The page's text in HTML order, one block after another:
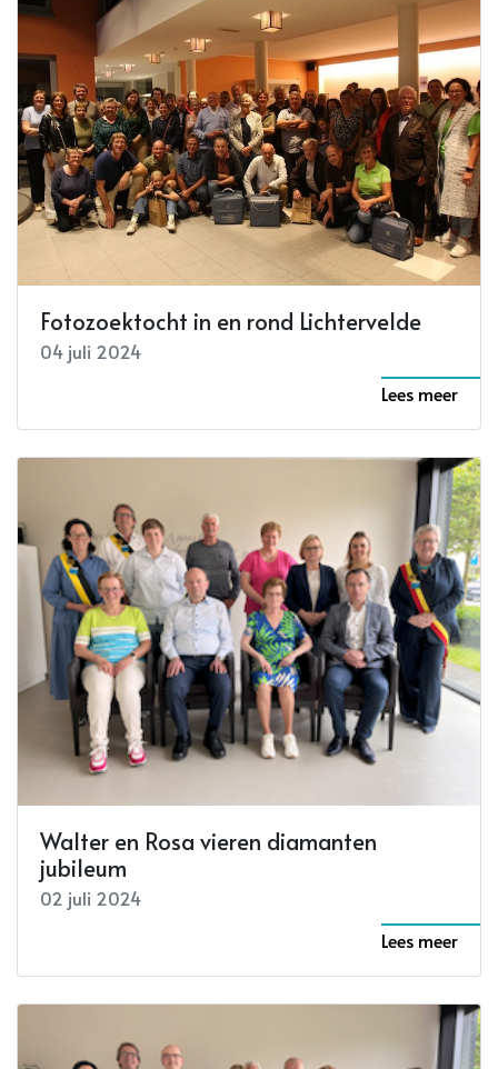
Fotozoektocht in en rond Lichtervelde
04 juli 2024
Lees meer
Walter en Rosa vieren diamanten
jubileum
02 juli 2024
Lees meer